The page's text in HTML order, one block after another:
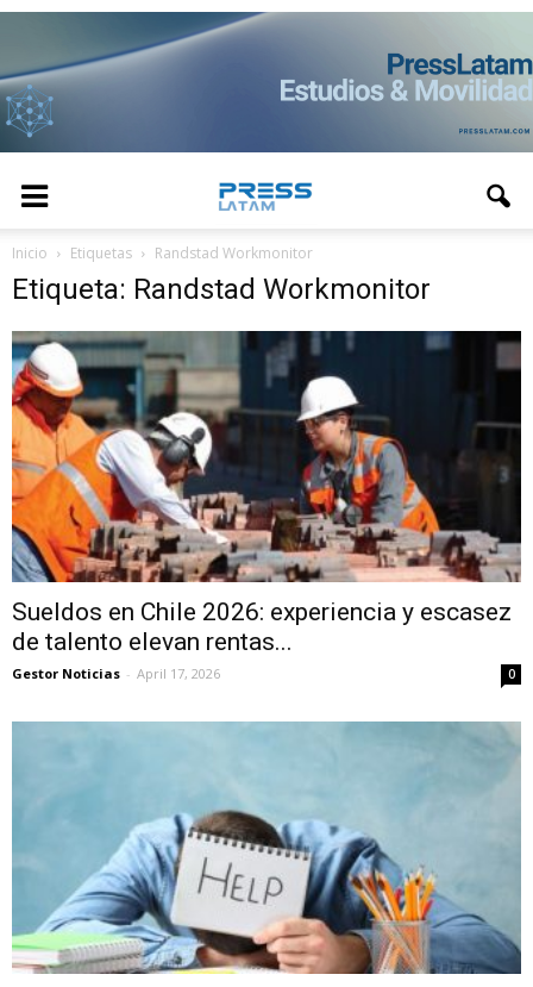
Inicio Etiquetas Randstad Workmonitor
Etiqueta: Randstad Workmonitor
Sueldos en Chile 2026: experiencia y escasez
de talento elevan rentas...
Gestor Noticias - April 17, 2026 0